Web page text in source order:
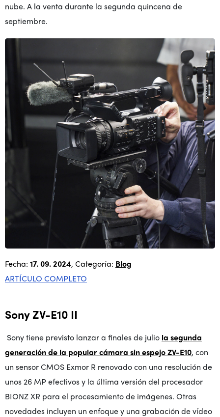
nube. A la venta durante la segunda quincena de
septiembre.
Fecha: 17. 09. 2024, Categoría: Blog
ARTÍCULO COMPLETO
Sony ZV-E10 II
Sony tiene previsto lanzar a finales de julio la segunda
generación de la popular cámara sin espejo ZV-E10, con
un sensor CMOS Exmor R renovado con una resolución de
unos 26 MP efectivos y la última versión del procesador
BIONZ XR para el procesamiento de imágenes. Otras
novedades incluyen un enfoque y una grabación de vídeo